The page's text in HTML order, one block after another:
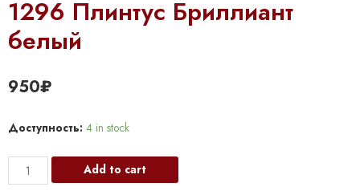
1296 Плинтус Бриллиант
белый
950₽
Доступность: 4 in stock
1296
Плинтус
Add to cart